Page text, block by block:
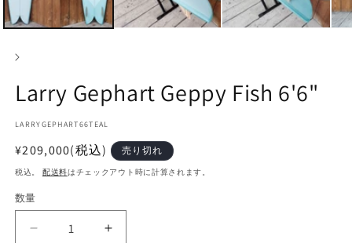
を
開
Larry Gephart Geppy Fish 6'6"
SKU:
LARRYGEPHART66TEAL
通
常
格
¥209,000(税込) 売り切れ
税込。 配送料はチェックアウト時に計算されます。
数量
Larry